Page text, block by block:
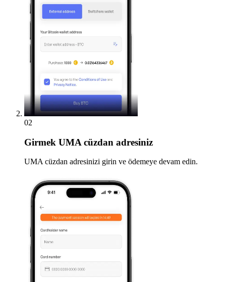
02
Girmek UMA cüzdan adresiniz
UMA cüzdan adresinizi girin ve ödemeye devam edin.